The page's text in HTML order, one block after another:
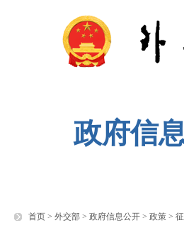
政府信
首页 > 外交部 > 政府信息公开 > 政策 >